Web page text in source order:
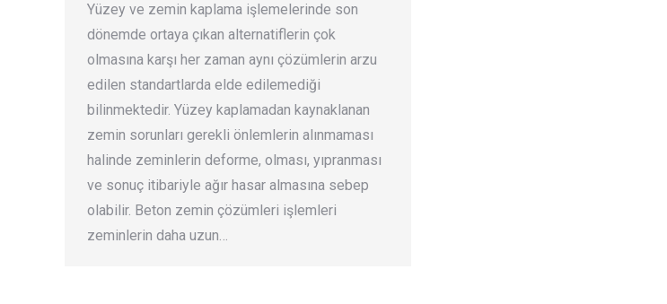
Yüzey ve zemin kaplama işlemelerinde son
dönemde ortaya çıkan alternatiflerin çok
olmasına karşı her zaman aynı çözümlerin arzu
edilen standartlarda elde edilemediği
bilinmektedir. Yüzey kaplamadan kaynaklanan
zemin sorunları gerekli önlemlerin alınmaması
halinde zeminlerin deforme, olması, yıpranması
ve sonuç itibariyle ağır hasar almasına sebep
olabilir. Beton zemin çözümleri işlemleri
zeminlerin daha uzun…